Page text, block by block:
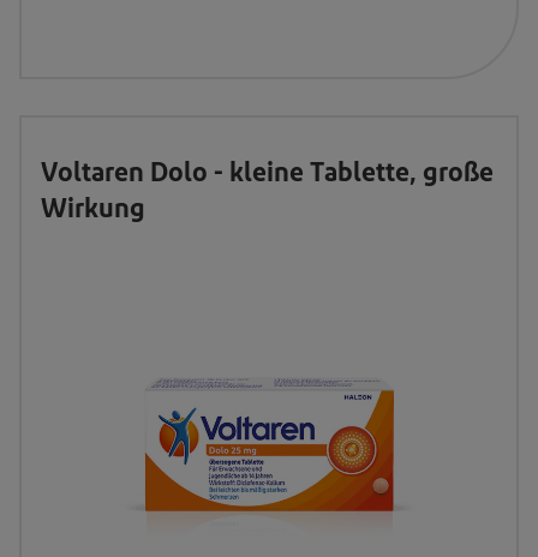
öffnendem
Klickverschluss
Voltaren Dolo - kleine Tablette, große
Wirkung